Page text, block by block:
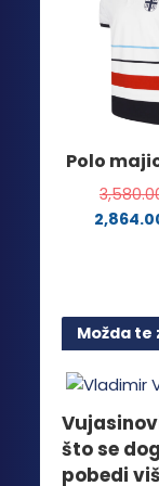
Polo
Možda te
što se
pobedi